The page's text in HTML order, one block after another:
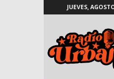
JUEVES,